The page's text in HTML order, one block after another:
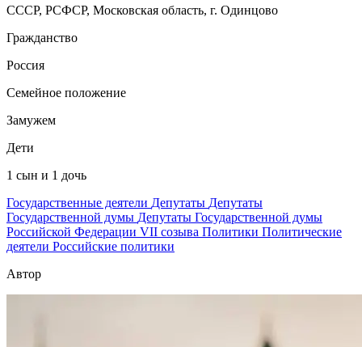
СССР, РСФСР, Московская область, г. Одинцово
Гражданство
Россия
Семейное положение
Замужем
Дети
1 сын и 1 дочь
Государственные деятели Депутаты Депутаты
Государственной думы Депутаты Государственной думы
Российской Федерации VII созыва Политики Политические
деятели Российские политики
Автор